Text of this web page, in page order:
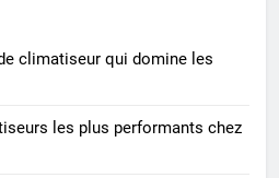
climatiseur qui domine les
les plus performants chez